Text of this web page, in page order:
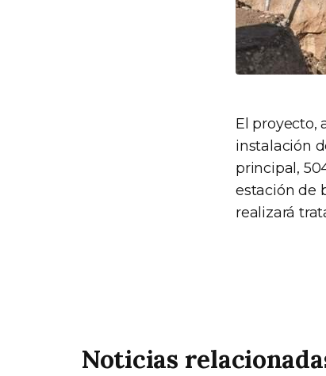
El proyecto,
instalación
principal,
estación de
realizará
Noticias